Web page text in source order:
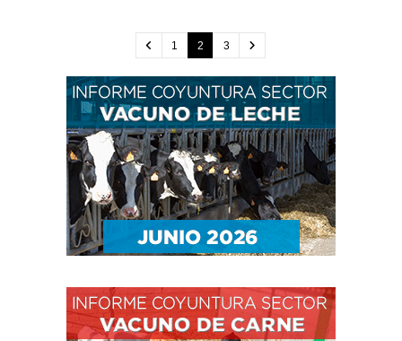
1 2 3